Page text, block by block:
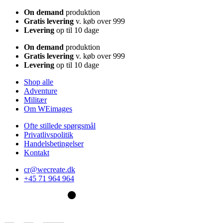
On demand produktion
Gratis levering v. køb over 999
Levering op til 10 dage
On demand produktion
Gratis levering v. køb over 999
Levering op til 10 dage
Shop alle
Adventure
Militær
Om WEimages
Ofte stillede spørgsmål
Privatlivspolitik
Handelsbetingelser
Kontakt
cr@wecreate.dk
+45 71 964 964